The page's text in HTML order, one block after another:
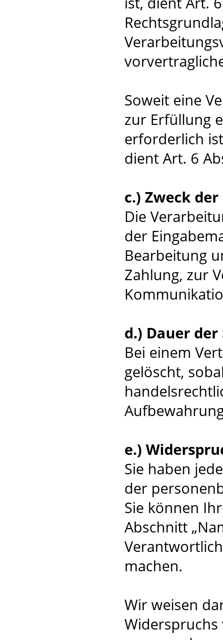
Soweit eine
zur Erfüllung
erforderlich
dient Art. 6
c.) Zweck
Die
der
Bearbeitung
Zahlung, zur
d.) Dauer
Bei einem
gelöscht,
e.)
Sie haben
der
Sie können
Abschnitt
machen.
Wir weisen
Widerspruchs